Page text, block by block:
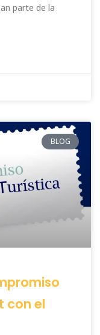
parte de la
BLOG
con el